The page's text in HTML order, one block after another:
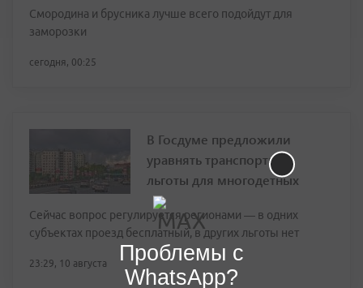
Смородина и брусника лучше всего подойдут для
заморозки
сегодня, 00:25
В Госдуме предложили
уравнять транспортные
льготы для многодетных
Сейчас вопрос регулируется регионами — в одних
субъектах проезд бесплатный, в других льготы нет
23:29, 10 августа
Проблемы с
WhatsApp?